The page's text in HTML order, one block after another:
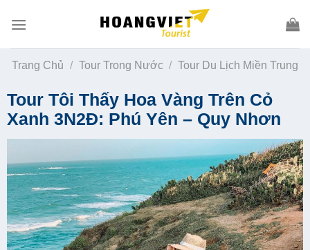
Trang Chủ / Tour Trong Nước / Tour Du Lịch Miền Trung
Tour Tôi Thấy Hoa Vàng Trên Cỏ
Xanh 3N2Đ: Phú Yên – Quy Nhơn